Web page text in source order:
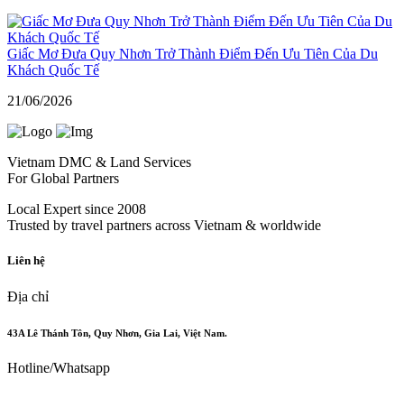
Giấc Mơ Đưa Quy Nhơn Trở Thành Điểm Đến Ưu Tiên Của Du
Khách Quốc Tế
21/06/2026
Vietnam DMC & Land Services
For Global Partners
Local Expert since 2008
Trusted by travel partners across Vietnam & worldwide
Liên hệ
Địa chỉ
43A Lê Thánh Tôn, Quy Nhơn, Gia Lai, Việt Nam.
Hotline/Whatsapp